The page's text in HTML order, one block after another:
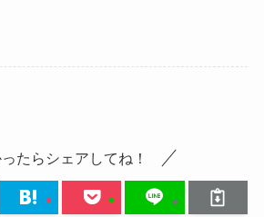
たらシェアしてね！